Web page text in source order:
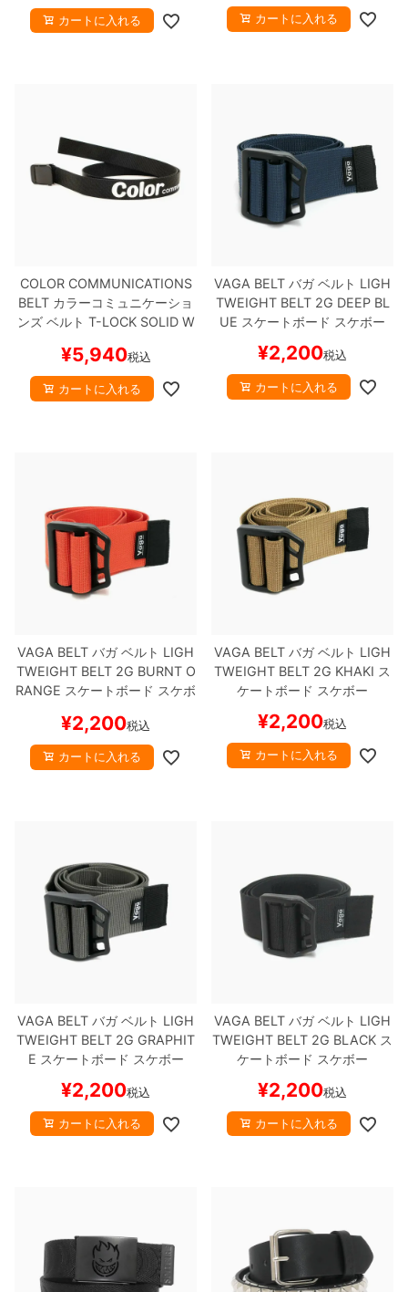
カートに入れる カートに入れる
COLOR COMMUNICATIONS
BELT カラーコミュニケーショ
ンズベルト T-LOCK SOLID W
スケボー
¥5,940税込
カートに入れる
VAGA BELT バガベルト LIGH
TWEIGHT BELT 2G DEEP BL
UE スケートボード スケボー
¥2,200税込
カートに入れる
VAGA BELT バガベルト LIGH
TWEIGHT BELT 2G BURNT O
RANGE スケートボード スケボ
¥2,200税込
カートに入れる
VAGA BELT バガベルト LIGH
TWEIGHT BELT 2G KHAKI ス
ケートボード スケボー
¥2,200税込
カートに入れる
VAGA BELT バガベルト LIGH
TWEIGHT BELT 2G GRAPHIT
E スケートボード スケボー
¥2,200税込
カートに入れる
VAGA BELT バガベルト LIGH
TWEIGHT BELT 2G BLACK ス
ケートボード スケボー
¥2,200税込
カートに入れる